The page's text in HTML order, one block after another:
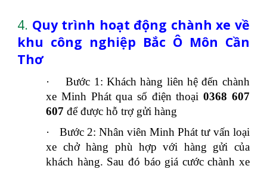
4. Quy trình hoạt động chành xe về
khu công nghiệp Bắc Ô Môn Cần
Thơ
·
Bước 1: Khách hàng liên hệ đến chành
xe Minh Phát qua số điện thoại 0368 607
607 để được hỗ trợ gửi hàng
·
Bước 2: Nhân viên Minh Phát tư vấn loại
xe chở hàng phù hợp với hàng gửi của
khách hàng. Sau đó báo giá cước chành xe